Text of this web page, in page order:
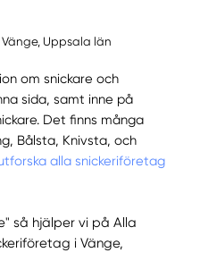
Uppsala län
om snickare och
sida, samt inne på
Det finns många
Bålsta, Knivsta, och
alla snickeriföretag
så hjälper vi på Alla
i Vänge,